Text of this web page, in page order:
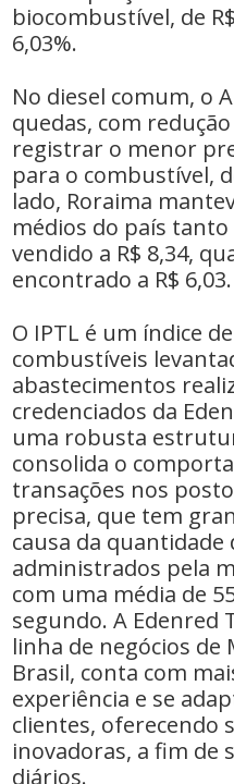
biocombustível, de
6,03%.
No diesel comum, o
quedas, com
registrar o menor
para o combustível,
lado, Roraima
médios do país
vendido a R$ 8,34,
encontrado a R$ 6,03.
O IPTL é um índice
combustíveis
abastecimentos
credenciados da
uma robusta
consolida o
transações nos
precisa, que tem
causa da quantidade
administrados pela
com uma média de
segundo. A Edenred
linha de negócios de
Brasil, conta com
experiência e se
clientes, oferecendo
inovadoras, a fim de
diários.